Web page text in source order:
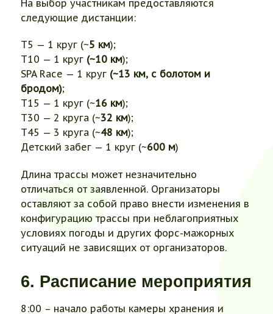
На выбор участникам предоставляются
следующие дистанции:
Т5 — 1 круг (~5 км);
Т10 — 1 круг (~10 км);
SPA Race — 1 круг (~13 км, с болотом и
бродом);
Т15 — 1 круг (~16 км);
Т30 — 2 круга (~32 км);
Т45 — 3 круга (~48 км);
Детский забег — 1 круг (~600 м)
Длина трассы может незначительно
отличаться от заявленной. Организаторы
оставляют за собой право внести изменения в
конфигурацию трассы при неблагоприятных
условиях погоды и других форс-мажорных
ситуаций не зависящих от организаторов.
6. Расписание мероприятия
8:00 – начало работы камеры хранения и